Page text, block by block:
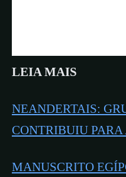
no ambiente da ilha
um processo
LEIA MAIS
​NEANDERTAIS:
CONTRIBUIU
MANUSCRITO